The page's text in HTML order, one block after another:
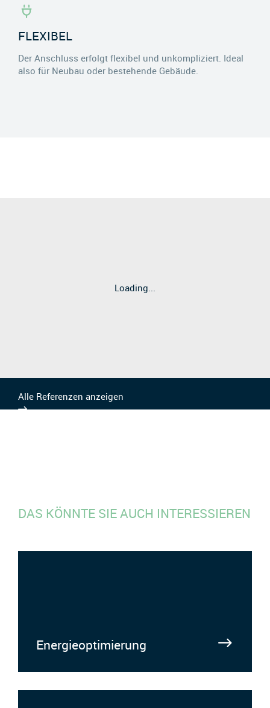
FLEXIBEL
Der Anschluss erfolgt flexibel und unkompliziert. Ideal
also für Neubau oder bestehende Gebäude.
Loading...
Alle Referenzen anzeigen
DAS KÖNNTE SIE AUCH INTERESSIEREN
Energieoptimierung